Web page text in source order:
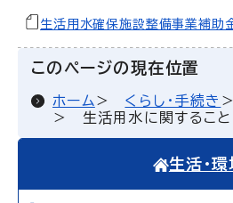
生活用水確保施設整備事業補助
このページの現在位置
ホーム くらし・手続き
生活用水に関すること
生活・環